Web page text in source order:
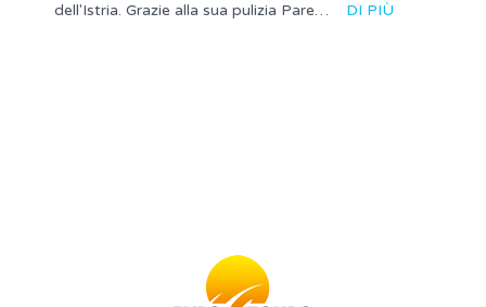
dell'Istria. Grazie alla sua pulizia Pare… DI PIÙ